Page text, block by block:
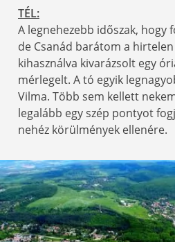
TÉL:
A legnehezebb időszak, hogy
de Csanád barátom a
kihasználva kivarázsolt egy
mérlegelt. A tó egyik
Vilma. Több sem kellett
legalább egy szép pontyot
nehéz körülmények ellenére.